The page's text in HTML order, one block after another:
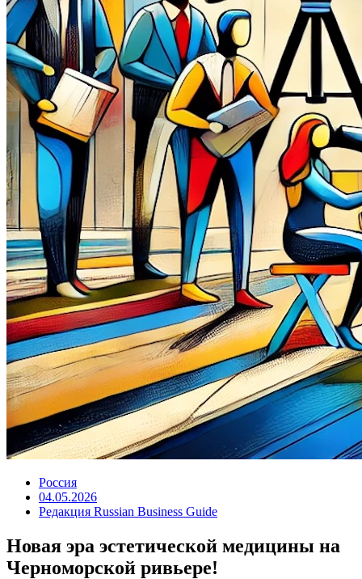
Россия
04.05.2026
Редакция Russian Business Guide
Новая эра эстетической медицины на
Черноморской ривьере!